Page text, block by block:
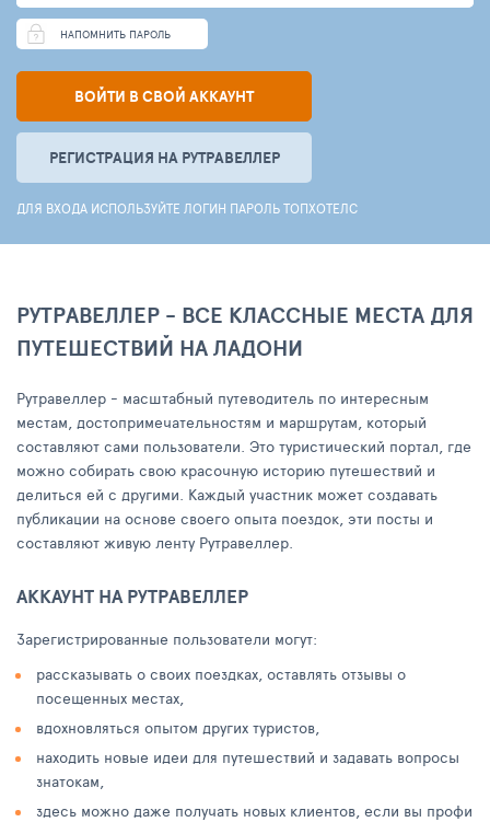
НАПОМНИТЬ ПАРОЛЬ
ВОЙТИ В СВОЙ АККАУНТ
РЕГИСТРАЦИЯ НА РУТРАВЕЛЛЕР
ДЛЯ ВХОДА ИСПОЛЬЗУЙТЕ ЛОГИН ПАРОЛЬ ТОПХОТЕЛС
РУТРАВЕЛЛЕР - ВСЕ КЛАССНЫЕ МЕСТА ДЛЯ
ПУТЕШЕСТВИЙ НА ЛАДОНИ
Рутравеллер - масштабный путеводитель по интересным
местам, достопримечательностям и маршрутам, который
составляют сами пользователи. Это туристический портал, где
можно собирать свою красочную историю путешествий и
делиться ей с другими. Каждый участник может создавать
публикации на основе своего опыта поездок, эти посты и
составляют живую ленту Рутравеллер.
АККАУНТ НА РУТРАВЕЛЛЕР
Зарегистрированные пользователи могут:
рассказывать о своих поездках, оставлять отзывы о
посещенных местах,
вдохновляться опытом других туристов,
находить новые идеи для путешествий и задавать вопросы
знатокам,
здесь можно даже получать новых клиентов, если вы профи